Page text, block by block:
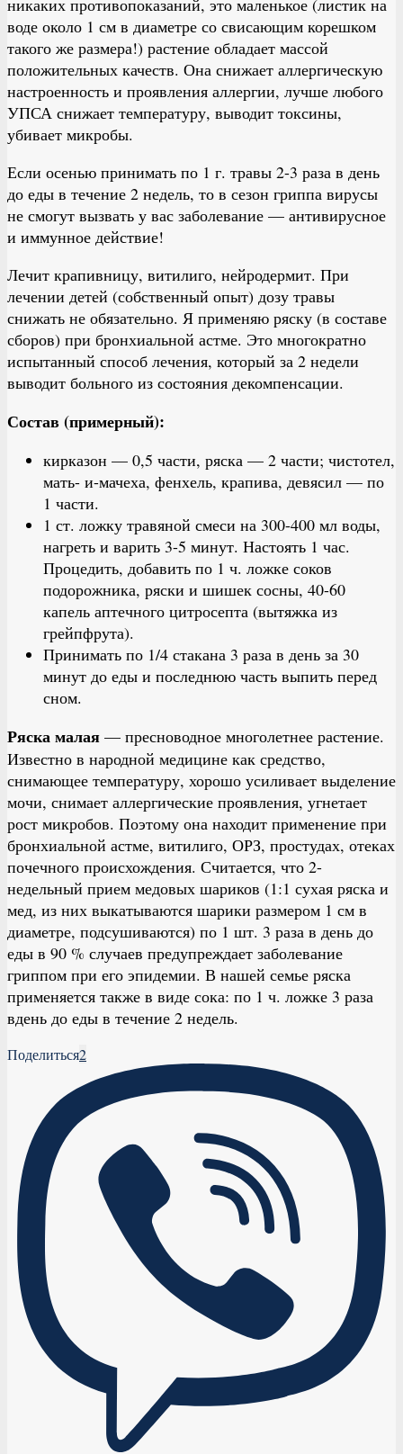
никаких противопоказаний, это маленькое (листик на
воде около 1 см в диаметре со свисающим корешком
такого же размера!) растение обладает массой
положительных качеств. Она снижает аллергическую
настроенность и проявления аллергии, лучше любого
УПСА снижает температуру, выводит токсины,
убивает микробы.
Если осенью принимать по 1 г. травы 2-3 раза в день
до еды в течение 2 недель, то в сезон гриппа вирусы
не смогут вызвать у вас заболевание — антивирусное
и иммунное действие!
Лечит крапивницу, витилиго, нейродермит. При
лечении детей (собственный опыт) дозу травы
снижать не обязательно. Я применяю ряску (в составе
сборов) при бронхиальной астме. Это многократно
испытанный способ лечения, который за 2 недели
выводит больного из состояния декомпенсации.
Состав (примерный):
кирказон — 0,5 части, ряска — 2 части; чистотел,
мать- и-мачеха, фенхель, крапива, девясил — по
1 части.
1 ст. ложку травяной смеси на 300-400 мл воды,
нагреть и варить 3-5 минут. Настоять 1 час.
Процедить, добавить по 1 ч. ложке соков
подорожника, ряски и шишек сосны, 40-60
капель аптечного цитросепта (вытяжка из
грейпфрута).
Принимать по 1/4 стакана 3 раза в день за 30
минут до еды и последнюю часть выпить перед
сном.
Ряска малая — пресноводное многолетнее растение.
Известно в народной медицине как средство,
снимающее температуру, хорошо усиливает выделение
мочи, снимает аллергические проявления, угнетает
рост микробов. Поэтому она находит применение при
бронхиальной астме, витилиго, ОРЗ, простудах, отеках
почечного происхождения. Считается, что 2-
недельный прием медовых шариков (1:1 сухая ряска и
мед, из них выкатываются шарики размером 1 см в
диаметре, подсушиваются) по 1 шт. 3 раза в день до
еды в 90 % случаев предупреждает заболевание
гриппом при его эпидемии. В нашей семье ряска
применяется также в виде сока: по 1 ч. ложке 3 раза
вдень до еды в течение 2 недель.
Поделиться2